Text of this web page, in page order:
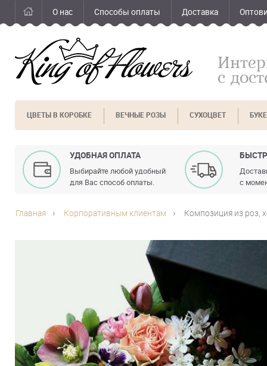
О нас Способы оплаты Доставка
с
ЦВЕТЫ В КОРОБКЕ ВЕЧНЫЕ РОЗЫ СУХОЦВЕТ
УДОБНАЯ ОПЛАТА
Выбирайте любой удобный
для Вас способ оплаты.
с
Главная Корпоративным клиентам Композиция из роз,